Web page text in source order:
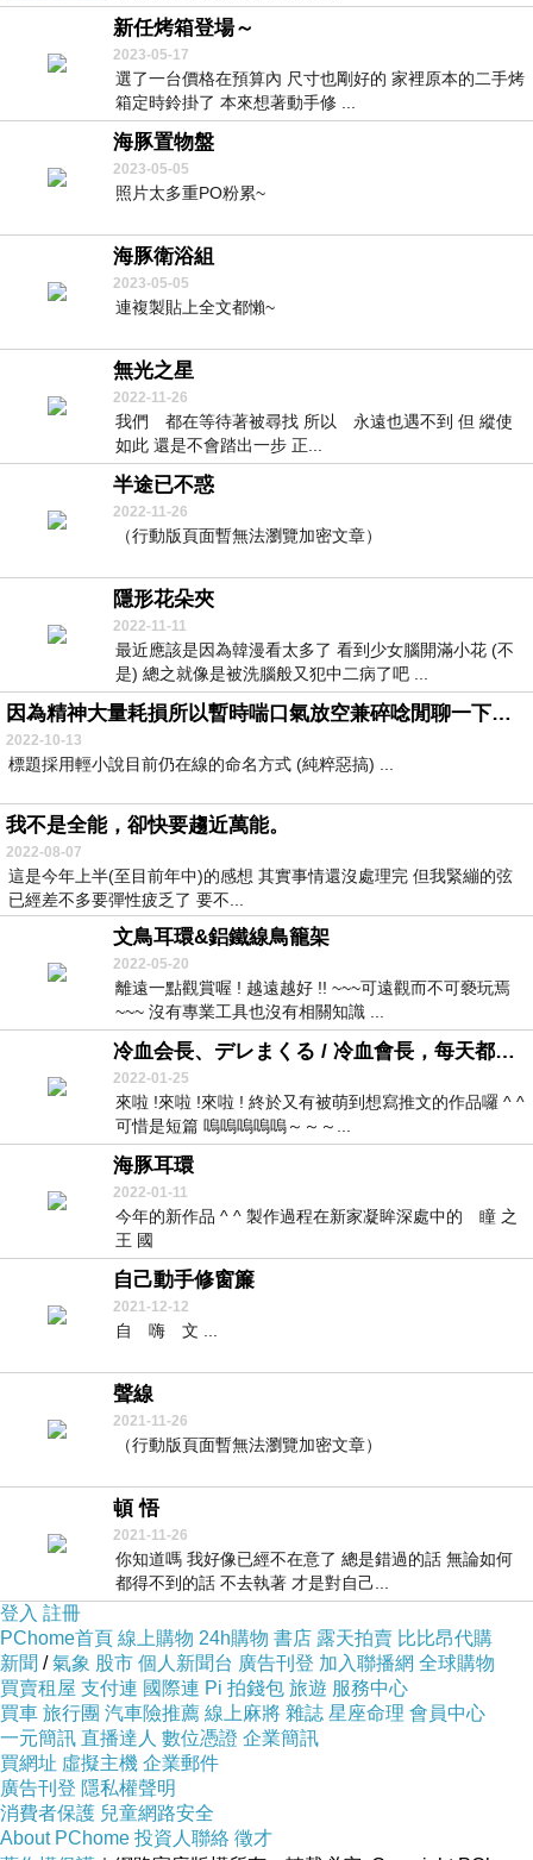
新任烤箱登場～
2023-05-17
選了一台價格在預算內 尺寸也剛好的 家裡原本的二手烤
箱定時鈴掛了 本來想著動手修 ...
海豚置物盤
2023-05-05
照片太多重PO粉累~
海豚衛浴組
2023-05-05
連複製貼上全文都懶~
無光之星
2022-11-26
我們 都在等待著被尋找 所以 永遠也遇不到 但 縱使
如此 還是不會踏出一步 正...
半途已不惑
2022-11-26
（行動版頁面暫無法瀏覽加密文章）
隱形花朵夾
2022-11-11
最近應該是因為韓漫看太多了 看到少女腦開滿小花 (不
是) 總之就像是被洗腦般又犯中二病了吧 ...
因為精神大量耗損所以暫時喘口氣放空兼碎唸閒聊一下吧 -3
2022-10-13
標題採用輕小說目前仍在線的命名方式 (純粹惡搞) ...
我不是全能，卻快要趨近萬能。
2022-08-07
這是今年上半(至目前年中)的感想 其實事情還沒處理完 但我緊繃的弦
已經差不多要彈性疲乏了 要不...
文鳥耳環&鋁鐵線鳥籠架
2022-05-20
離遠一點觀賞喔 ! 越遠越好 !! ~~~可遠觀而不可褻玩焉
~~~ 沒有專業工具也沒有相關知識 ...
冷血会長、デレまくる / 冷血會長，每天都在撒嬌
2022-01-25
來啦 !來啦 !來啦 ! 終於又有被萌到想寫推文的作品囉 ^ ^
可惜是短篇 嗚嗚嗚嗚嗚～～～...
海豚耳環
2022-01-11
今年的新作品 ^ ^ 製作過程在新家凝眸深處中的 瞳 之
王 國
自己動手修窗簾
2021-12-12
自 嗨 文 ...
聲線
2021-11-26
（行動版頁面暫無法瀏覽加密文章）
頓 悟
2021-11-26
你知道嗎 我好像已經不在意了 總是錯過的話 無論如何
都得不到的話 不去執著 才是對自己...
登入 註冊
PChome首頁 線上購物 24h購物 書店 露天拍賣 比比昂代購
新聞 /氣象 股市 個人新聞台 廣告刊登 加入聯播網 全球購物
買賣租屋 支付連 國際連 Pi 拍錢包 旅遊 服務中心
買車 旅行團 汽車險推薦 線上麻將 雜誌 星座命理 會員中心
一元簡訊 直播達人 數位憑證 企業簡訊
買網址 虛擬主機 企業郵件
廣告刊登 隱私權聲明
消費者保護 兒童網路安全
About PChome 投資人聯絡 徵才